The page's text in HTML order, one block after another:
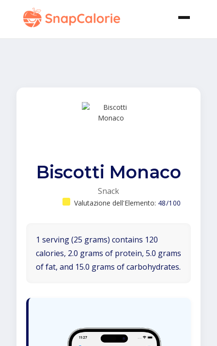
Biscotti Monaco
Snack
Valutazione dell'Elemento: 48/100
1 serving (25 grams) contains 120
calories, 2.0 grams of protein, 5.0 grams
of fat, and 15.0 grams of carbohydrates.